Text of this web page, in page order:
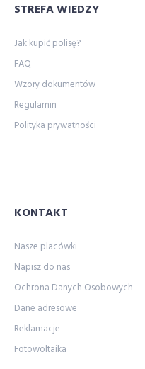
STREFA WIEDZY
Jak kupić polisę?
FAQ
Wzory dokumentów
Regulamin
Polityka prywatności
KONTAKT
Nasze placówki
Napisz do nas
Ochrona Danych Osobowych
Dane adresowe
Reklamacje
Fotowoltaika